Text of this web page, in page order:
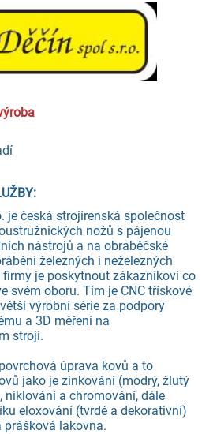
je česká strojírenská společnost
nožů s pájenou
nástrojů a na obraběčské
železných i neželezných
je poskytnout zákazníkovi co
svém oboru. Tím je CNC třískové
výrobní série za podpory
a 3D měření na
stroji.
úprava kovů a to
jako je zinkování (modrý, žlutý
niklování a chromování, dále
eloxování (tvrdé a dekorativní)
lakovna.